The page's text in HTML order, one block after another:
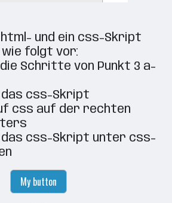
html- und ein css-Skript
wie folgt vor:
die Schritte von Punkt 3 a-
das css-Skript
css auf der rechten
das css-Skript unter css-
My button